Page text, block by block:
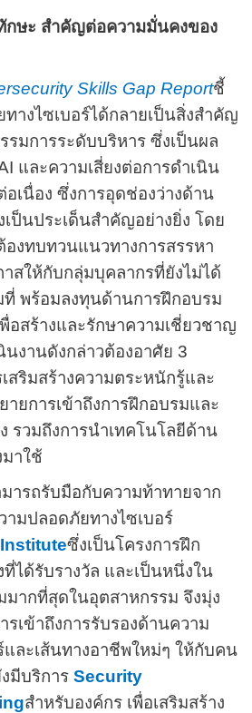
กษะ สำคัญต่อความมั่นคงของ
Skills Gap Reportชี้
างไซเบอร์ได้กลายเป็นสิ่งสำคัญ
มการระดับบริหาร ซึ่งเป็นผล
และความเสี่ยงต่อการดำเนิน
เนื่อง ซึ่งการอุดช่องว่างด้าน
ป็นประเด็นสำคัญอย่างยิ่ง โดย
องทบทวนแนวทางการสรรหา
าสให้กับกลุ่มบุคลากรที่ยังไม่ได้
ที่ พร้อมลงทุนด้านการฝึกอบรม
อสร้างและรักษาความเชี่ยวชาญ
นงานดังกล่าวต้องอาศัย 3
สริมสร้างความตระหนักรู้และ
ายการเข้าถึงการฝึกอบรมและ
รวมถึงการนำเทคโนโลยีด้าน
าใช้
ารถรับมือกับความท้าทายจาก
มปลอดภัยทางไซเบอร์
ซึ่งเป็นโครงการฝึก
ได้รับรางวัล และเป็นหนึ่งใน
มากที่สุดในอุตสาหกรรม จึงมุ่ง
เข้าถึงการรับรองด้านความ
และเส้นทางอาชีพใหม่ๆ ให้กับคน
มีบริการSecurity
สำหรับองค์กร เพื่อเสริมสร้าง